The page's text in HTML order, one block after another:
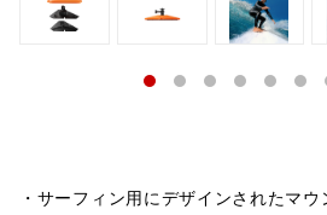
・サーフィン用にデザインされたマ